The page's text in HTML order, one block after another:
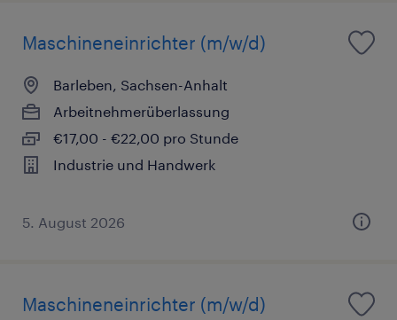
Maschineneinrichter (m/w/d)
Barleben, Sachsen-Anhalt
Arbeitnehmerüberlassung
€17,00 - €22,00 pro Stunde
Industrie und Handwerk
5. August 2026
Maschineneinrichter (m/w/d)